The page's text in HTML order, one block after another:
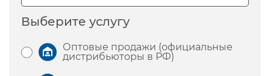
Выберите услугу
Оптовые продажи (официальные
дистрибьюторы в РФ)